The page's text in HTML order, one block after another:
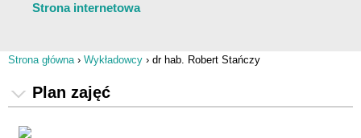
Strona internetowa
Strona główna› Wykładowcy › dr hab. Robert Stańczy
Plan zajęć